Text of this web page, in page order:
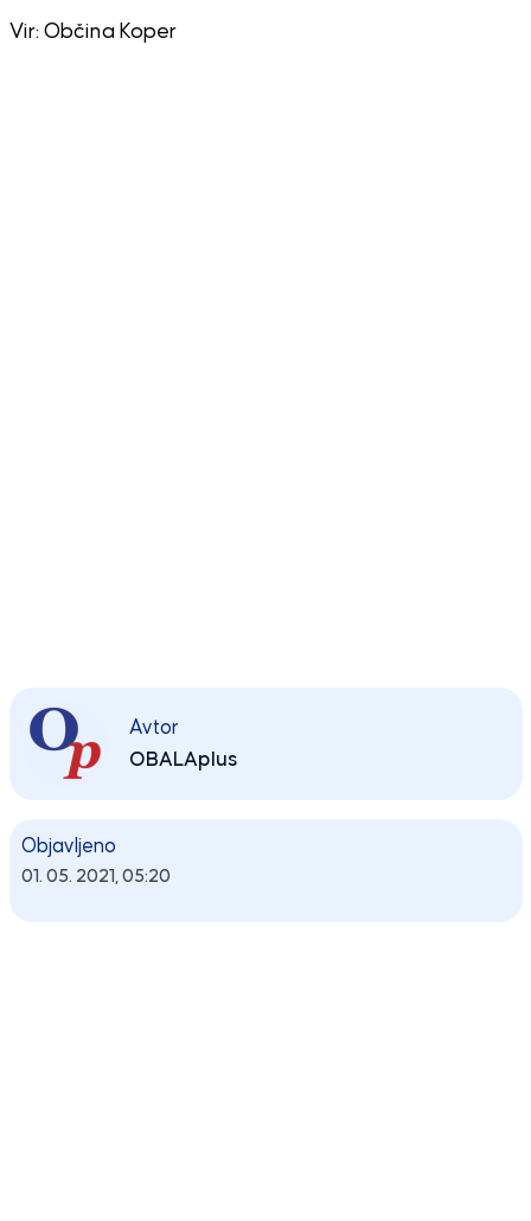
Vir: Občina Koper
Avtor
OBALAplus
Objavljeno
01. 05. 2021, 05:20